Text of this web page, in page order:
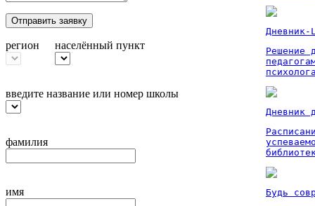
Отправить заявку
регион населённый пункт
введите название или номер школы
фамилия
имя
Дневник-
Решение
Дневник
Будь